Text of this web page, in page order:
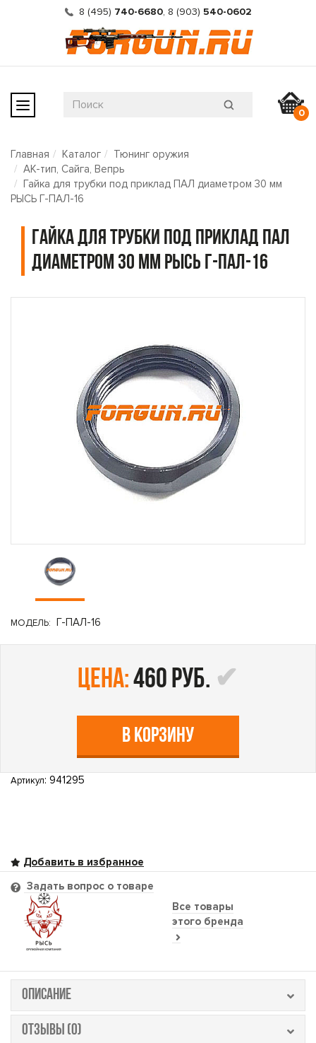
8 (495) 740-6680, 8 (903) 540-0602
0
Главная Каталог
Тюнинг оружия
АК-тип, Сайга, Вепрь
Гайка для трубки под приклад ПАЛ диаметром 30 мм
РЫСЬ Г-ПАЛ-16
Гайка для трубки под приклад ПАЛ
диаметром 30 мм РЫСЬ Г-ПАЛ-16
МОДЕЛЬ: Г-ПАЛ-16
цена:460 руб.
В КОРЗИНУ
Артикул: 941295
Все товары
этого бренда
Задать вопрос о товаре
ОПИСАНИЕ
ОТЗЫВЫ (0)